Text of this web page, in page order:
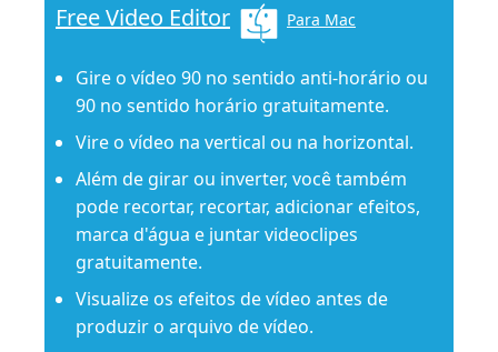
Free Video Editor Para Mac
Gire o vídeo 90 no sentido anti-horário ou
90 no sentido horário gratuitamente.
Vire o vídeo na vertical ou na horizontal.
Além de girar ou inverter, você também
pode recortar, recortar, adicionar efeitos,
marca d'água e juntar videoclipes
gratuitamente.
Visualize os efeitos de vídeo antes de
produzir o arquivo de vídeo.